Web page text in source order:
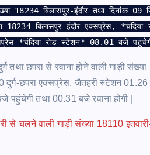
18234 बिलासपुर-इंदौर तथा दिनांक 09
18234 बिलासपुर-इंदौर एक्सप्रेस,
*चंदिया रोड़ स्टेशन* 08.01 बजे
तथा छपरा से रवाना होने वाली गाड़ी
दुर्ग-छपरा एक्सप्रेस, जैतहरी स्टेशन
तथा 00.31 बजे रवाना होगी |
चलने वाली गाड़ी संख्या 18110 इतवारी-